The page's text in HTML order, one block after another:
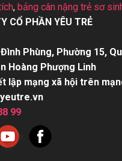
, bảng cân nặng trẻ sơ
CỔ PHẦN YÊU TRẺ
Phùng, Phường 15,
Hoàng Phượng Linh
lập mạng xã hội trên
99